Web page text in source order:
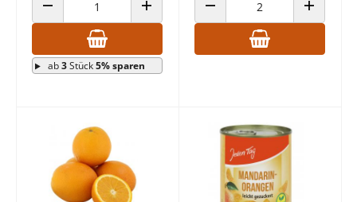
ANZAHL VERRINGERN ANZAHL ERHÖHEN
ab3Stück5% sparen
ANZAHL VERRINGERN ANZAHL